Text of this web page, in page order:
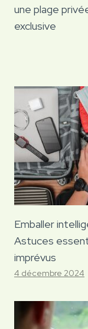
une plage
exclusive
Emballer
Astuces
imprévus
4 décembre 2024